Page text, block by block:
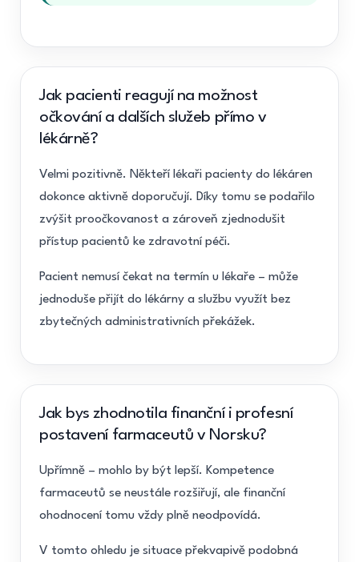
Jak pacienti reagují na možnost
očkování a dalších služeb přímo v
lékárně?
Velmi pozitivně. Někteří lékaři pacienty do lékáren
dokonce aktivně doporučují. Díky tomu se podařilo
zvýšit proočkovanost a zároveň zjednodušit
přístup pacientů ke zdravotní péči.
Pacient nemusí čekat na termín u lékaře – může
jednoduše přijít do lékárny a službu využít bez
zbytečných administrativních překážek.
Jak bys zhodnotila finanční i profesní
postavení farmaceutů v Norsku?
Upřímně – mohlo by být lepší. Kompetence
farmaceutů se neustále rozšiřují, ale finanční
ohodnocení tomu vždy plně neodpovídá.
V tomto ohledu je situace překvapivě podobná